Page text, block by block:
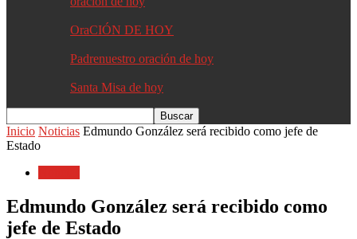
OraCIÓN DE HOY
Padrenuestro oración de hoy
Santa Misa de hoy
Inicio Noticias Edmundo González será recibido como jefe de
Estado
Edmundo González será recibido como
jefe de Estado